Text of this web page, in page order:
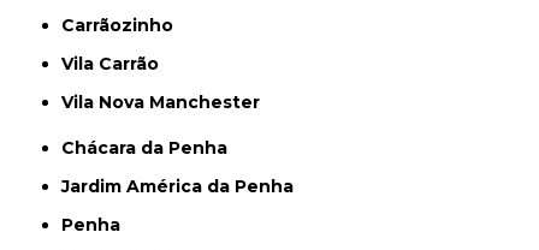
Carrãozinho
Vila Carrão
Vila Nova Manchester
Chácara da Penha
Jardim América da Penha
Penha